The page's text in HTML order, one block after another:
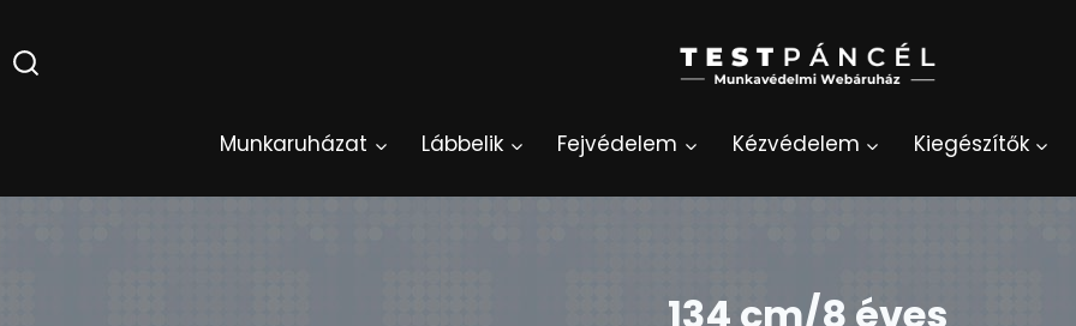
to
content
Munkaruházat Lábbelik Fejvédelem Kézvédelem Kiegészítők
134 cm/8 éves